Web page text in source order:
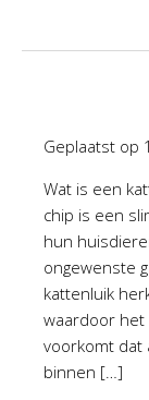
Geplaatst op
Wat is een
chip is een
hun
ongewenste
kattenluik
waardoor het
voorkomt dat
binnen […]